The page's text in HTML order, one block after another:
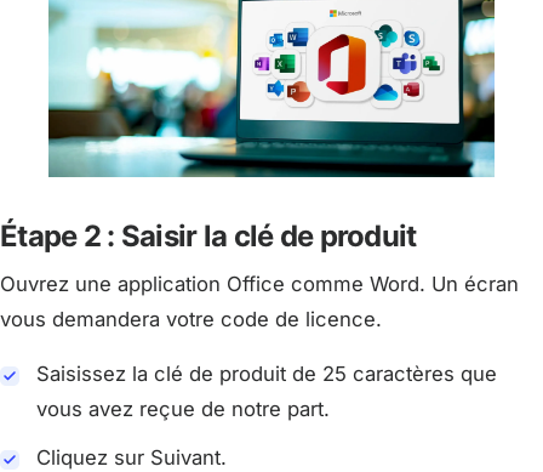
Étape 2 : Saisir la clé de produit
Ouvrez une application Office comme Word. Un écran
vous demandera votre code de licence.
Saisissez la clé de produit de 25 caractères que
vous avez reçue de notre part.
Cliquez sur Suivant.